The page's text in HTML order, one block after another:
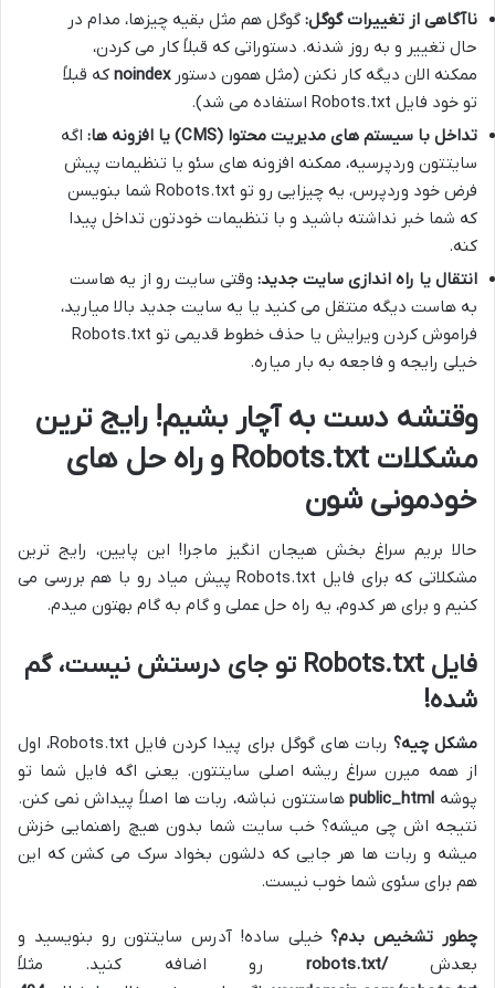
ناآگاهی از تغییرات گوگل: گوگل هم مثل بقیه چیزها، مدام در
حال تغییر و به روز شدنه. دستوراتی که قبلاً کار می کردن،
ممکنه الان دیگه کار نکنن (مثل همون دستورnoindex که قبلاً
تو خود فایل Robots.txt استفاده می شد).
تداخل با سیستم های مدیریت محتوا (CMS) یا افزونه ها:
اگه
سایتتون وردپرسیه، ممکنه افزونه های سئو یا تنظیمات پیش
فرض خود وردپرس، یه چیزایی رو تو Robots.txt شما بنویسن
که شما خبر نداشته باشید و با تنظیمات خودتون تداخل پیدا
کنه.
انتقال یا راه اندازی سایت جدید: وقتی سایت رو از یه هاست
به هاست دیگه منتقل می کنید یا یه سایت جدید بالا میارید،
فراموش کردن ویرایش یا حذف خطوط قدیمی تو Robots.txt
خیلی رایجه و فاجعه به بار میاره.
وقتشه دست به آچار بشیم! رایج ترین
مشکلات Robots.txt و راه حل های
خودمونی شون
حالا بریم سراغ بخش هیجان انگیز ماجرا! این پایین، رایج ترین
مشکلاتی که برای فایل Robots.txt پیش میاد رو با هم بررسی می
کنیم و برای هر کدوم، یه راه حل عملی و گام به گام بهتون میدم.
فایل Robots.txt تو جای درستش نیست، گم
شده!
مشکل چیه؟
ربات های گوگل برای پیدا کردن فایل Robots.txt، اول
از همه میرن سراغ ریشه اصلی سایتتون. یعنی اگه فایل شما تو
پوشه public_htmlهاستتون نباشه، ربات ها اصلاً پیداش نمی کنن.
نتیجه اش چی میشه؟ خب سایت شما بدون هیچ راهنمایی خزش
میشه و ربات ها هر جایی که دلشون بخواد سرک می کشن که این
هم برای سئوی شما خوب نیست.
چطور تشخیص بدم؟خیلی ساده! آدرس سایتتون رو بنویسید و
بعدش/robots.txt
رو اضافه کنید. مثلاً